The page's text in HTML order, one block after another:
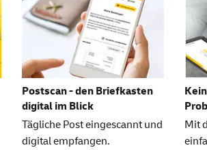
Postscan - den Briefkasten
digital im Blick
Tägliche Post eingescannt und
digital empfangen.
Mit